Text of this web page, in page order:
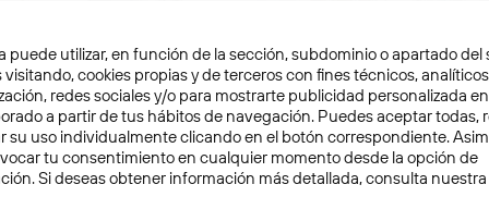
4 min
puede utilizar, en función de la sección, subdominio o apartado del
visitando, cookies propias y de terceros con fines técnicos,
redes sociales y/o para mostrarte publicidad personalizada
a partir de tus hábitos de navegación. Puedes aceptar todas,
su uso individualmente clicando en el botón correspondiente.
tu consentimiento en cualquier momento desde la opción de
Si deseas obtener información más detallada, consulta nuestra